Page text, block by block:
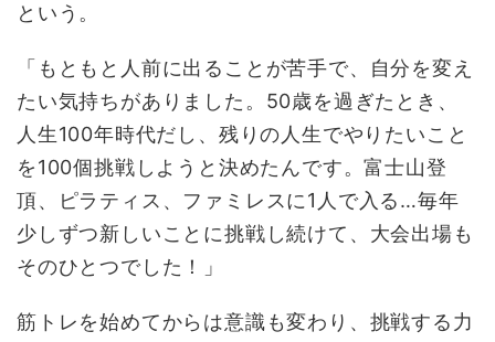
という。
「もともと人前に出ることが苦手で、自分を変え
たい気持ちがありました。50歳を過ぎたとき、
人生100年時代だし、残りの人生でやりたいこと
を100個挑戦しようと決めたんです。富士山登
頂、ピラティス、ファミレスに1人で入る…毎年
少しずつ新しいことに挑戦し続けて、大会出場も
そのひとつでした！」
筋トレを始めてからは意識も変わり、挑戦する力